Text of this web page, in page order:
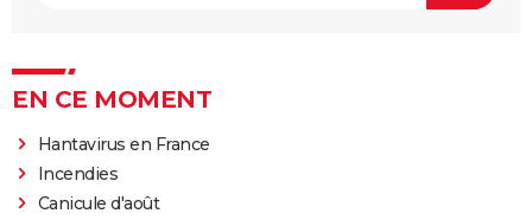
EN CE MOMENT
Hantavirus en France
Incendies
Canicule d'août